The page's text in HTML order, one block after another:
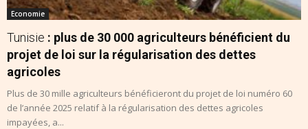
Economie
Tunisie : plus de 30 000 agriculteurs bénéficient du
projet de loi sur la régularisation des dettes
agricoles
Plus de 30 mille agriculteurs bénéficieront du projet de loi numéro 60
de l’année 2025 relatif à la régularisation des dettes agricoles
impayées, a...